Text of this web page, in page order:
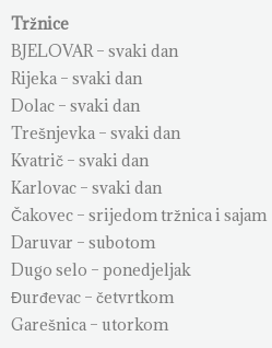
Tržnice
BJELOVAR – svaki dan
Rijeka – svaki dan
Dolac – svaki dan
Trešnjevka – svaki dan
Kvatrič – svaki dan
Karlovac – svaki dan
Čakovec – srijedom tržnica i sajam
Daruvar – subotom
Dugo selo – ponedjeljak
Đurđevac – četvrtkom
Garešnica – utorkom